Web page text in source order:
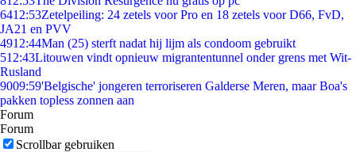
6412:53Zetelpeiling: 24 zetels voor Pro en 18 zetels voor D66, FvD,
JA21 en PVV
4912:44Man (25) sterft nadat hij lijm als condoom gebruikt
512:43Litouwen vindt opnieuw migrantentunnel onder grens met Wit-
Rusland
9009:59'Belgische' jongeren terroriseren Galderse Meren, maar Boa's
pakken topless zonnen aan
Forum
Forum
Scrollbar gebruiken